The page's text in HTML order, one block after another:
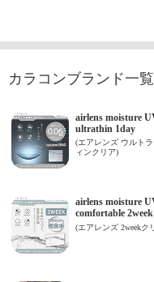
カラコンブランド一覧